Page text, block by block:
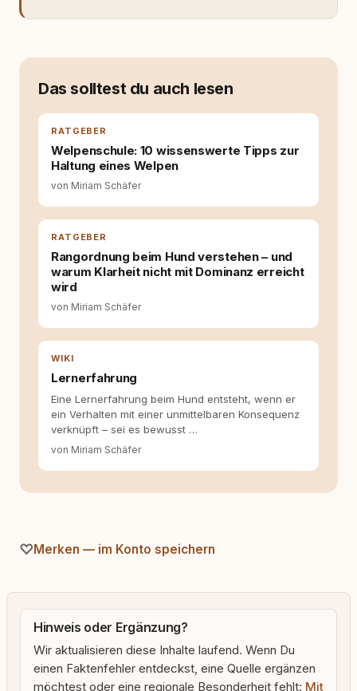
Fachwissen. Der Wendepunkt kam mit meinem
moderner Hundeerziehung
entsteht echte Bindung dort, wo Verständnis
Wissen ersetzt – nicht umgekehrt. Aus dieser
Entwicklung entstand rundum.dog – ein
Wissens- und Serviceportal für
Hundehalter:innen in Deutschland, Österreich
und der Schweiz. Meine Überzeugung:
Tierschutz beginnt mit Wissen. Wer seinen
Hund versteht, trifft bessere Entscheidungen –
für ein Zusammenleben, das beiden guttut.
Das solltest du auch lesen
RATGEBER
Welpenschule: 10 wissenswerte Tipps zur
Haltung eines Welpen
von Miriam Schäfer
RATGEBER
Rangordnung beim Hund verstehen – und
warum Klarheit nicht mit Dominanz erreicht
wird
von Miriam Schäfer
WIKI
Lernerfahrung
Eine Lernerfahrung beim Hund entsteht, wenn er
ein Verhalten mit einer unmittelbaren Konsequenz
verknüpft – sei es bewusst …
von Miriam Schäfer
Merken — im Konto speichern
Hinweis oder Ergänzung?
Wir aktualisieren diese Inhalte laufend. Wenn Du
einen Faktenfehler entdeckst, eine Quelle ergänzen
möchtest oder eine regionale Besonderheit fehlt: Mit